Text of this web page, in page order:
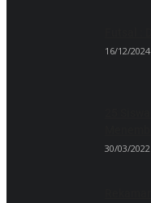
16/12/2024
30/03/2022